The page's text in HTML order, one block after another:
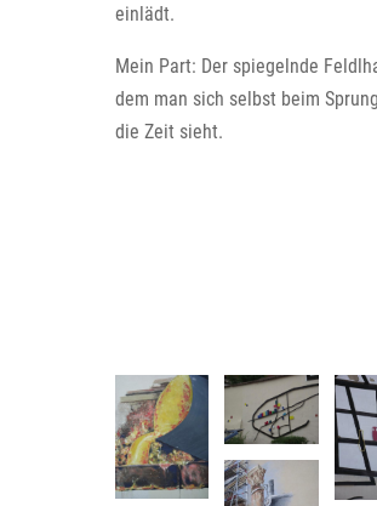
einlädt.
Mein Part: Der spiegelnde
dem man sich selbst beim
die Zeit sieht.